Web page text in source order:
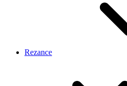
Rezance